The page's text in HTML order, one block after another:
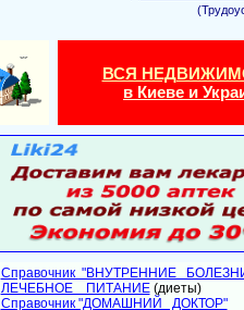
ВСЯ
в Киеве и
Справочник "ВНУТРЕННИЕ
ЛЕЧЕБНОЕ ПИТАНИЕ(диеты)
Cправочник "ДОМАШНИЙ ДОКТОР"